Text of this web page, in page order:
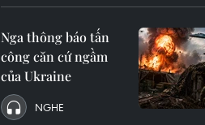
Nga thông báo tấn
công căn cứ ngầm
của Ukraine
NGHE